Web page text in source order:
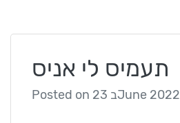
תעמיס לי אניס
Posted on 23 בJune 2022